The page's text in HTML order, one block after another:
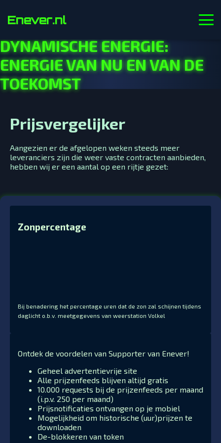
Enever.nl
DYNAMISCHE ENERGIE:
ENERGIE VAN NU EN VAN DE
TOEKOMST
Prijsvergelijker
Aangezien er de afgelopen weken steeds meer
leveranciers zijn die weer vaste contracten aanbieden,
hebben wij er een aantal op een rijtje gezet:
Zonpercentage
Bij benadering het percentage uren dat de zon zal schijnen tijdens
daglicht o.b.v. meetgegevens van weerstation Volkel
Ontdek de voordelen van Supporter van Enever!
Geheel advertentievrije site
Alle prijzenfeeds blijven altijd gratis
10.000 requests bij de prijzenfeeds per maand
(i.p.v. 250 per maand)
Prijsnotificaties ontvangen op je mobiel
Mogelijkheid om historische (uur)prijzen te
downloaden
De-blokkeren van token